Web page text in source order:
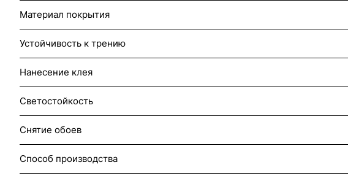
Материал покрытия
Устойчивость к трению
Нанесение клея
Светостойкость
Снятие обоев
Способ производства